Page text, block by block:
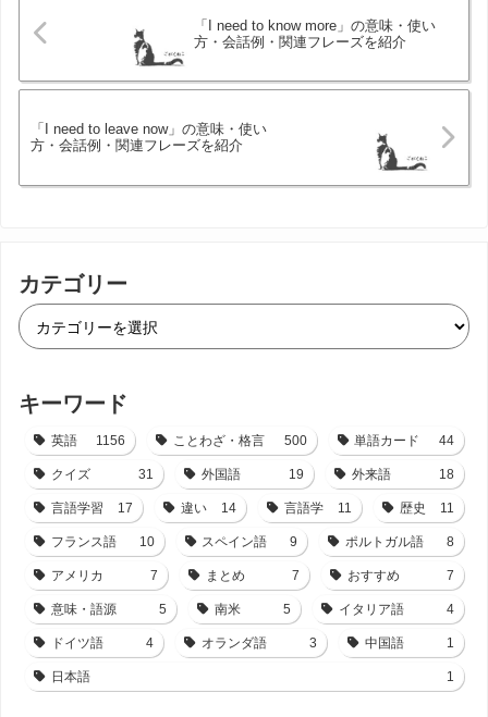
「I need to know more」の意味・使い
方・会話例・関連フレーズを紹介
「I need to leave now」の意味・使い
方・会話例・関連フレーズを紹介
カテゴリー
キーワード
英語 1156 ことわざ・格言 500 単語カード 44
クイズ 31 外国語 19 外来語 18
言語学習 17 違い 14 言語学 11 歴史 11
フランス語 10 スペイン語 9 ポルトガル語 8
アメリカ 7 まとめ 7 おすすめ 7
意味・語源 5 南米 5 イタリア語 4
ドイツ語 4 オランダ語 3 中国語 1
日本語 1